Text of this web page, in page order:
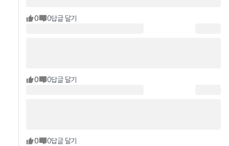
0 0답글 달기
0 0답글 달기
0 0답글 달기